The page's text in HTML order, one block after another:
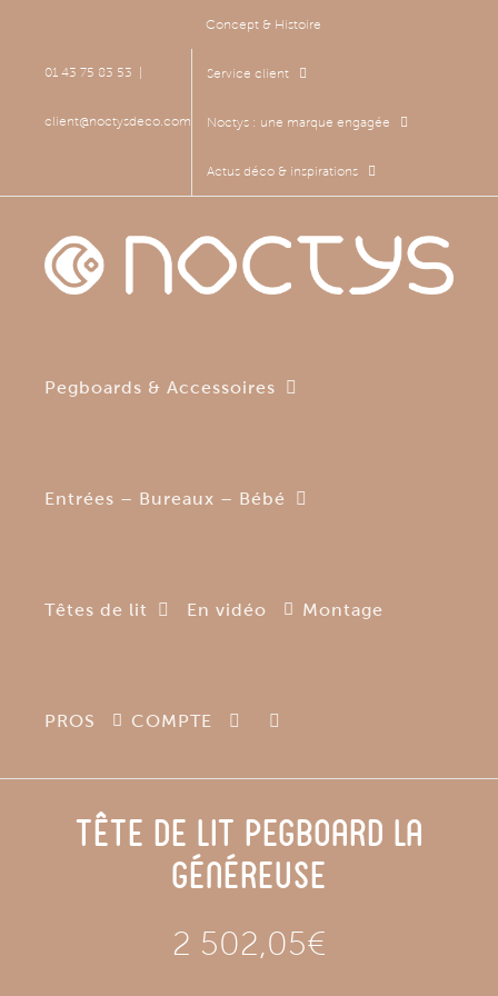
contenu01 43 75 83 53
client@noctysdeco.com
Concept & Histoire
Service client
Noctys : une marque engagée
Actus déco & inspirations
Pegboards & Accessoires
Entrées – Bureaux – Bébé
Têtes de lit En vidéo Montage
PROS COMPTE
Tête de lit pegboard La
Généreuse
2 502,05€